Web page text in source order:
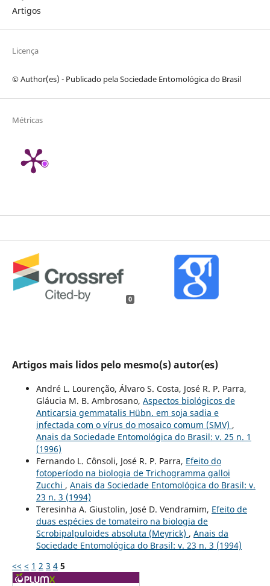
Artigos
Licença
© Author(es) - Publicado pela Sociedade Entomológica do Brasil
Métricas
0
Artigos mais lidos pelo mesmo(s) autor(es)
André L. Lourenção, Álvaro S. Costa, José R. P. Parra,
Gláucia M. B. Ambrosano, Aspectos biológicos de
Anticarsia gemmatalis Hübn. em soja sadia e
infectada com o vírus do mosaico comum (SMV) ,
Anais da Sociedade Entomológica do Brasil: v. 25 n. 1
(1996)
Fernando L. Cônsoli, José R. P. Parra, Efeito do
fotoperíodo na biologia de Trichogramma galloi
Zucchi , Anais da Sociedade Entomológica do Brasil: v.
23 n. 3 (1994)
Teresinha A. Giustolin, José D. Vendramim, Efeito de
duas espécies de tomateiro na biologia de
Scrobipalpuloides absoluta (Meyrick) , Anais da
Sociedade Entomológica do Brasil: v. 23 n. 3 (1994)
<< < 1 2 3 4 5